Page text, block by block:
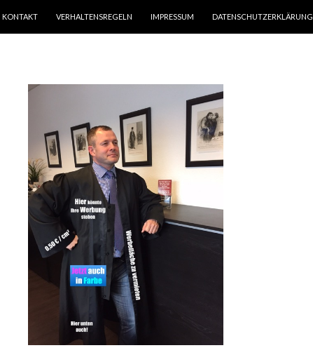
KONTAKT VERHALTENSREGELN IMPRESSUM DATENSCHUTZERKLÄRUNG